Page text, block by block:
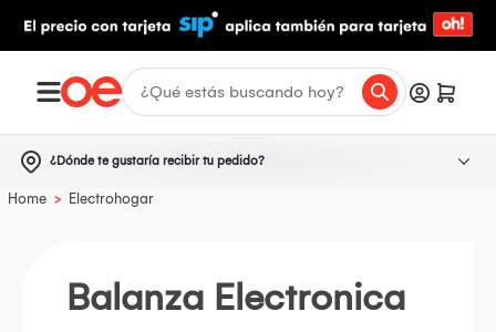
¿Dónde te gustaría recibir tu pedido?
Home > Electrohogar
Balanza Electronica